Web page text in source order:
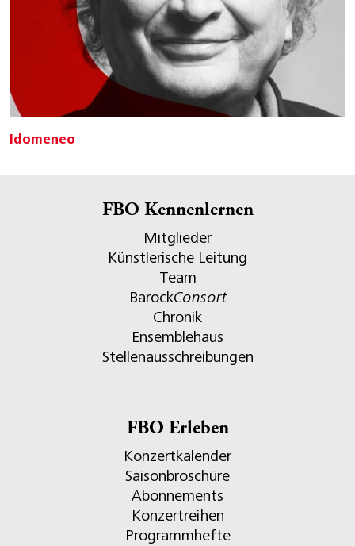
Idomeneo
FBO Kennenlernen
Mitglieder
Künstlerische Leitung
Team
BarockConsort
Chronik
Ensemblehaus
Stellenausschreibungen
FBO Erleben
Konzertkalender
Saisonbroschüre
Abonnements
Konzertreihen
Programmhefte